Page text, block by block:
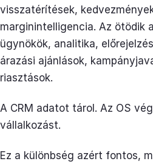
visszatérítések,
marginintelligencia. Az ötödik
ügynökök, analitika,
árazási ajánlások,
riasztások.
A CRM adatot tárol. Az OS
vállalkozást.
Ez a különbség azért fontos,